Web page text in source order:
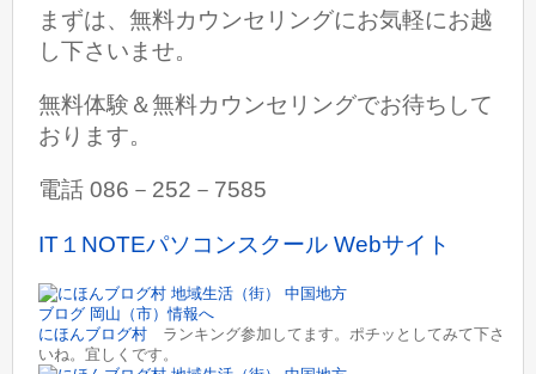
まずは、無料カウンセリングにお気軽にお越
し下さいませ。
無料体験＆無料カウンセリングでお待ちして
おります。
電話 086－252－7585
IT１NOTEパソコンスクール Webサイト
にほんブログ村 ランキング参加してます。ポチッとしてみて下さ
いね。宜しくです。